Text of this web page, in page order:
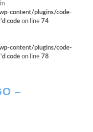
content/plugins/code-
code on line 74
content/plugins/code-
code on line 78
–